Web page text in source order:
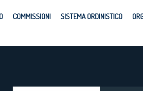
COMMISSIONI SISTEMA ORDINISTICO